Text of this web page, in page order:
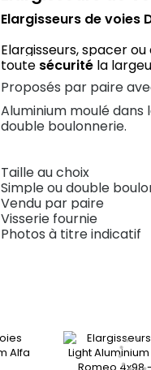
Elargisseurs de voies
Elargisseurs, spacer
toute sécurité la
Proposés par paire
Aluminium moulé dans
double boulonnerie.
Taille au choix
Simple ou double
Vendu par paire
Visserie fournie
Photos à titre indicatif